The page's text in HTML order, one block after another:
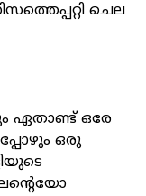
ചെല
ഏതാണ്ട് ഒരേ
ഒരു